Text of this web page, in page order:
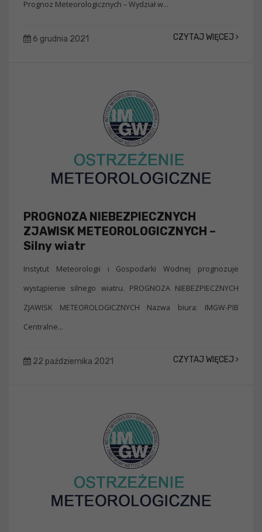
Prognoz Meteorologicznych – Wydział w...
6 grudnia 2021 CZYTAJ WIĘCEJ
PROGNOZA NIEBEZPIECZNYCH
ZJAWISK METEOROLOGICZNYCH –
Silny wiatr
Instytut Meteorologii i Gospodarki Wodnej prognozuje
wystąpienie silnego wiatru. PROGNOZA NIEBEZPIECZNYCH
ZJAWISK METEOROLOGICZNYCH Nazwa biura: IMGW-PIB
Centralne...
22 października 2021 CZYTAJ WIĘCEJ